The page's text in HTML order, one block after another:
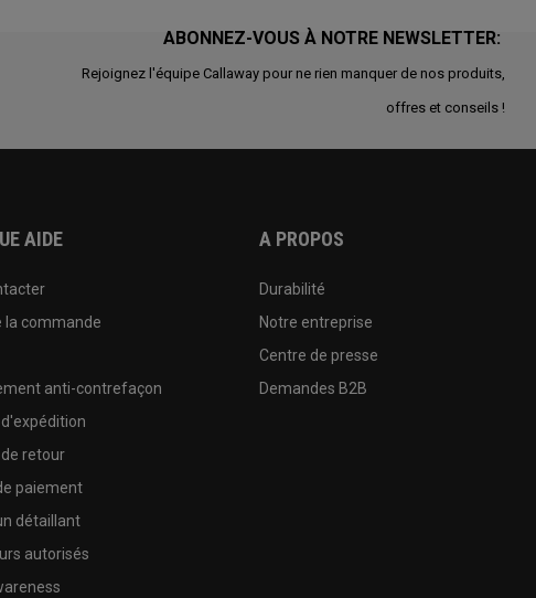
ABONNEZ-VOUS À NOTRE NEWSLETTER:
Rejoignez l'équipe Callaway pour ne rien manquer de nos produits,
offres et conseils !
AIDE
la commande
anti-contrefaçon
retour
paiement
détaillant
autorisés
A PROPOS
Durabilité
Notre entreprise
Centre de presse
Demandes B2B